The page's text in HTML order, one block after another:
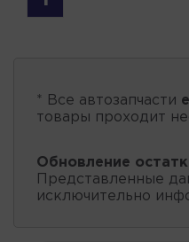
* Все автозапчасти
товары проходит
Обновление
Представленные
исключительно